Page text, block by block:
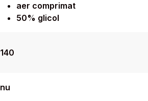
aer comprimat
50% glicol
140
nu